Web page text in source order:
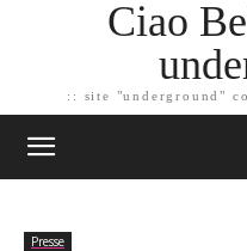
Ciao
:: site "underground"
Presse